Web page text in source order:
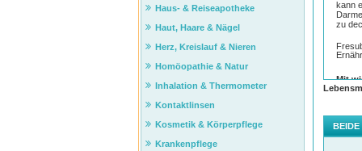
kann
zu
Mit
Der
BEIDE
Haus- & Reiseapotheke
Haut, Haare & Nägel
Herz, Kreislauf & Nieren
Homöopathie & Natur
Inhalation & Thermometer
Kontaktlinsen
Kosmetik & Körperpflege
Krankenpflege